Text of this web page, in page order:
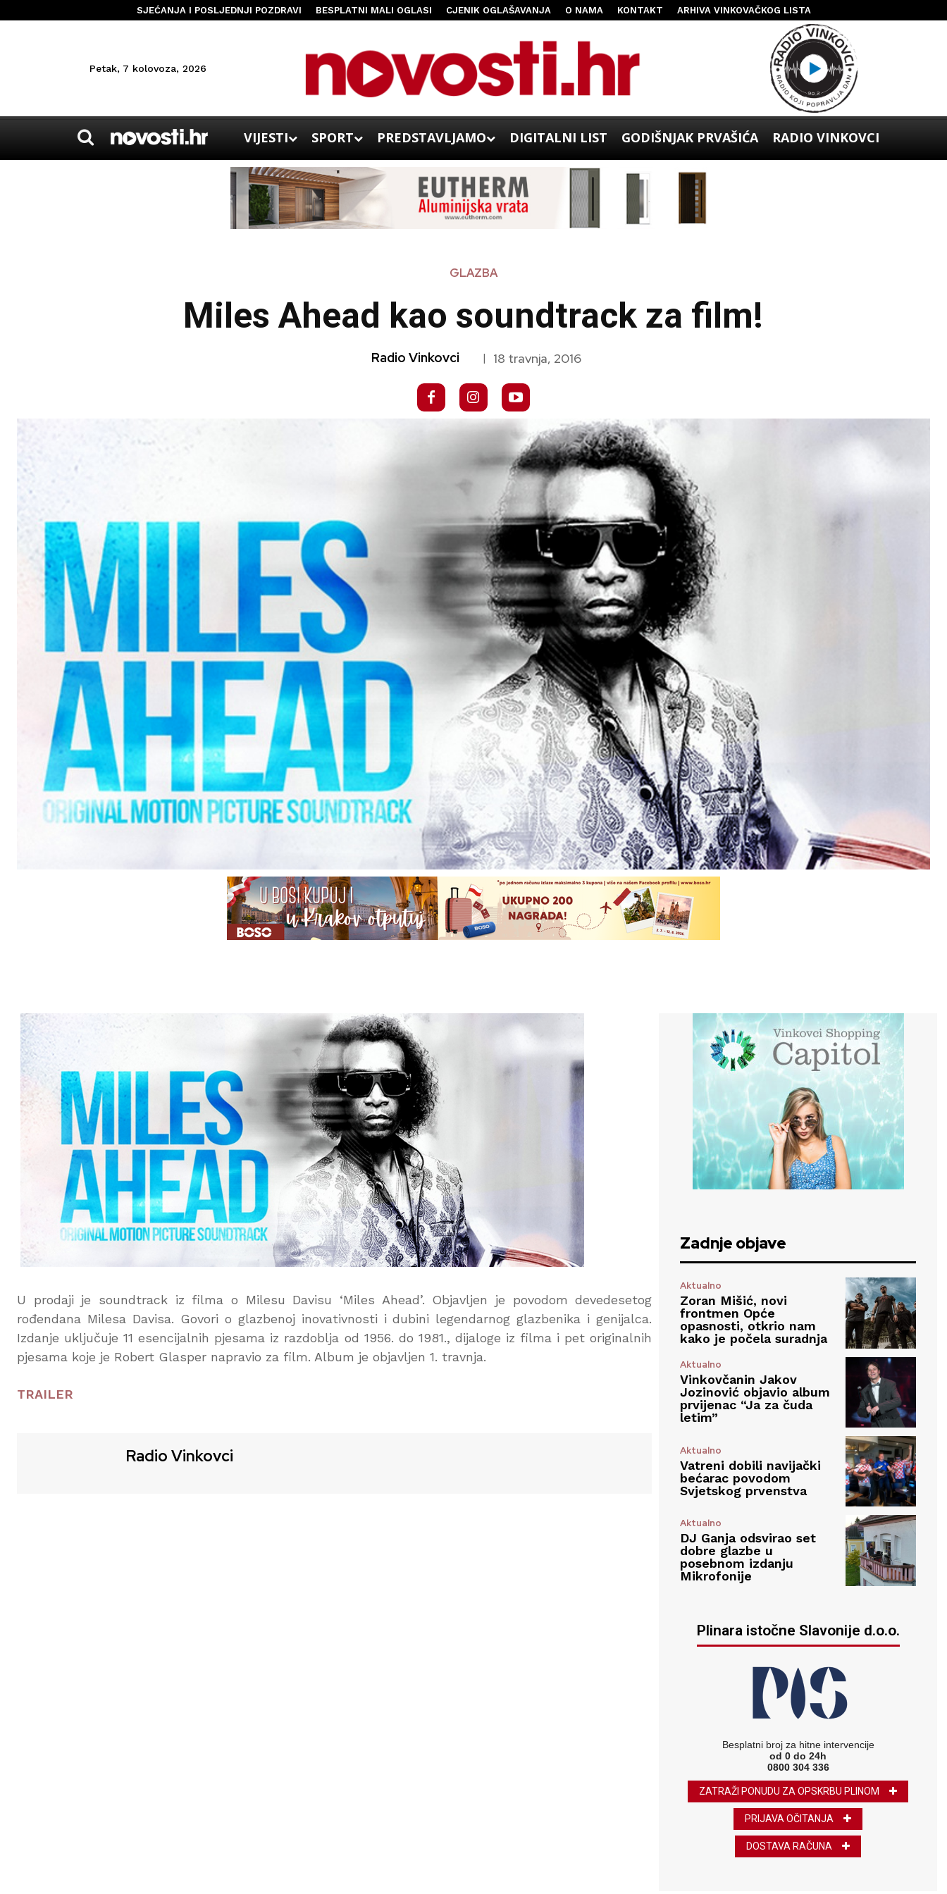
SJEĆANJA I POSLJEDNJI POZDRAVI BESPLATNI MALI OGLASI CJENIK OGLAŠAVANJA O NAMA KONTAKT ARHIVA VINKOVAČKOG LISTA
Petak, 7 kolovoza, 2026
VIJESTI SPORT PREDSTAVLJAMO DIGITALNI LIST GODIŠNJAK PRVAŠIĆA RADIO VINKOVCI
GLAZBA
Miles Ahead kao soundtrack za film!
Radio Vinkovci | 18 travnja, 2016
U prodaji je soundtrack iz filma o Milesu Davisu ‘Miles Ahead’. Objavljen je povodom devedesetog
rođendana Milesa Davisa. Govori o glazbenoj inovativnosti i dubini legendarnog glazbenika i genijalca.
Izdanje uključuje 11 esencijalnih pjesama iz razdoblja od 1956. do 1981., dijaloge iz filma i pet originalnih
pjesama koje je Robert Glasper napravio za film. Album je objavljen 1. travnja.
TRAILER
Radio Vinkovci
Zadnje objave
Aktualno
Zoran Mišić, novi
frontmen Opće
opasnosti, otkrio nam
kako je počela suradnja
Aktualno
Vinkovčanin Jakov
Jozinović objavio album
prvijenac “Ja za čuda
letim”
Aktualno
Vatreni dobili navijački
bećarac povodom
Svjetskog prvenstva
Aktualno
DJ Ganja odsvirao set
dobre glazbe u
posebnom izdanju
Mikrofonije
Plinara istočne Slavonije d.o.o.
Besplatni broj za hitne intervencije
od 0 do 24h
0800 304 336
ZATRAŽI PONUDU ZA OPSKRBU PLINOM
PRIJAVA OČITANJA
DOSTAVA RAČUNA